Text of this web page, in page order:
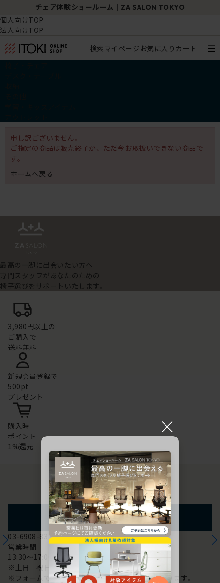
チェア体験ショールーム｜ZA SALON TOKYO
個人向けTOP
法人向けTOP
検索マイページ お気に入り カート
申し訳ございません。
ご指定の商品は販売終了か、ただ今お取扱いできない商品で
す。
ホームへ戻る
最高の一脚に出会いたい方へ
専門スタッフがあなたのための
椅子選びをサポートいたします。
3,980円以上の
ご購入で
送料無料
新規会員登録で
500pt
プレゼント
購入時
ポイント
1%還元
お問い合わせ
フォームからのお問い合わせ
03-6908-8370
営業時間
13:30～17:00
※土日 祝日は休み
※フォームでのお問い合わせは24時間対応しております。
×